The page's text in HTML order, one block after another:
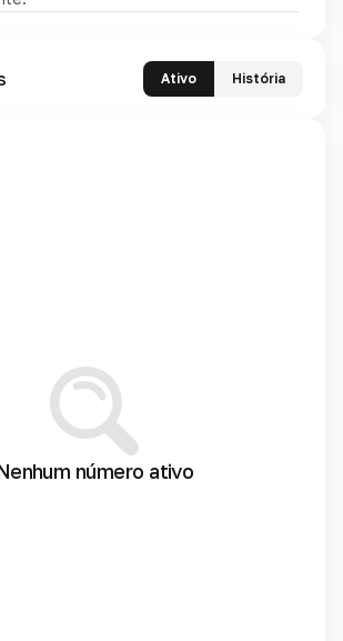
Ativo História
número ativo